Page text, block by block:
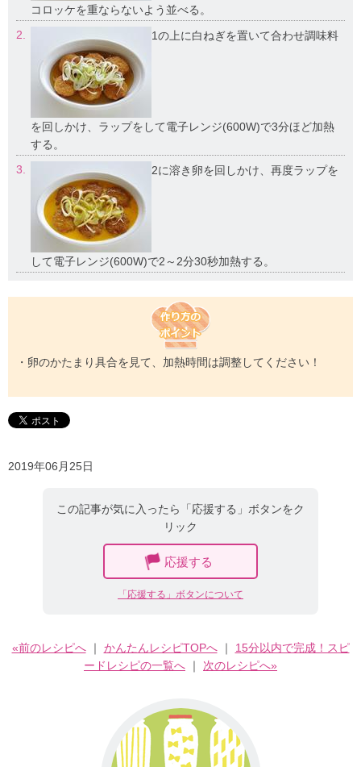
コロッケを重ならないよう並べる。
2.
1の上に白ねぎを置いて合わせ調味料
を回しかけ、ラップをして電子レンジ(600W)で3分ほど加熱
する。
3.
2に溶き卵を回しかけ、再度ラップを
して電子レンジ(600W)で2～2分30秒加熱する。
・卵のかたまり具合を見て、加熱時間は調整してください！
2019年06月25日
この記事が気に入ったら「応援する」ボタンをク
リック
応援する
「応援する」ボタンについて
«前のレシピへ｜ かんたんレシピTOPへ｜ 15分以内で完成！スピ
ードレシピの一覧へ ｜ 次のレシピへ»